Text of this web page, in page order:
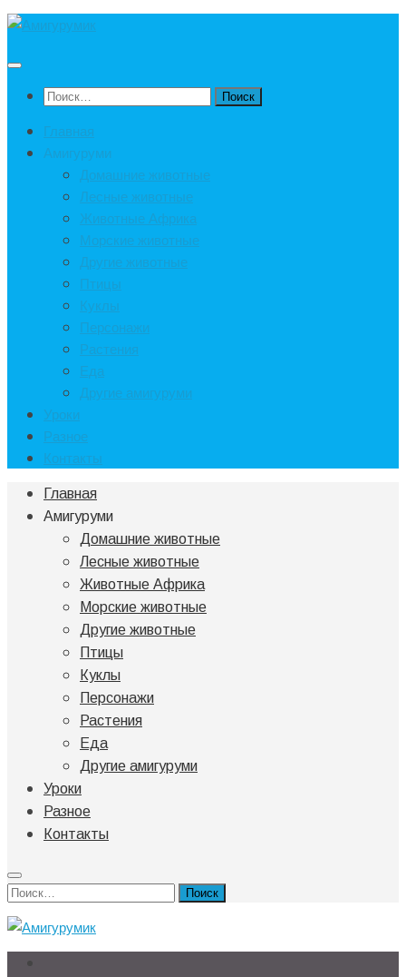
Под
Найти:
Главная
Амигуруми
Домашние животные
Лесные животные
Животные Африка
Морские животные
Другие животные
Птицы
Куклы
Персонажи
Растения
Еда
Другие амигуруми
Уроки
Разное
Контакты
Главная
Амигуруми
Домашние животные
Лесные животные
Животные Африка
Морские животные
Другие животные
Птицы
Куклы
Персонажи
Растения
Еда
Другие амигуруми
Уроки
Разное
Контакты
Найти: